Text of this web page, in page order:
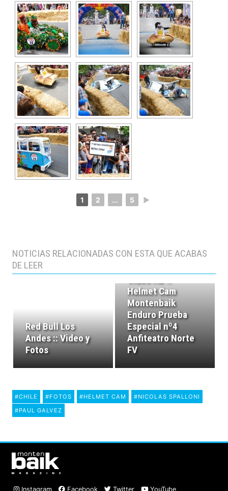
1 2 ... 5 ►
NOTICIAS RELACIONADAS CON ESTA QUE ACABAS
DE LEER
Red Bull Los
Andes :: Video y
Fotos
Helmet Cam
Montenbaik
Enduro Prueba
Especial nº4
Anfiteatro Norte
FV
#CHILE #FOTOS #HELMET CAM
#NICOLAS SPALLONI
#PAUL GALVEZ
Instagram Facebook Twitter YouTube